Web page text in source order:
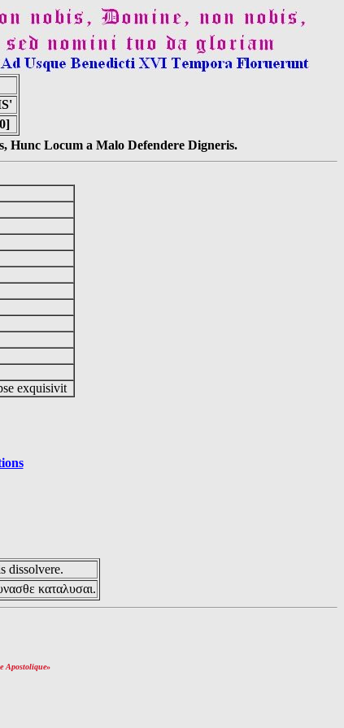
Hunc Locum a Malo Defendere Digneris.
exquisivit
dissolvere.
καταλυσαι.
Apostolique»